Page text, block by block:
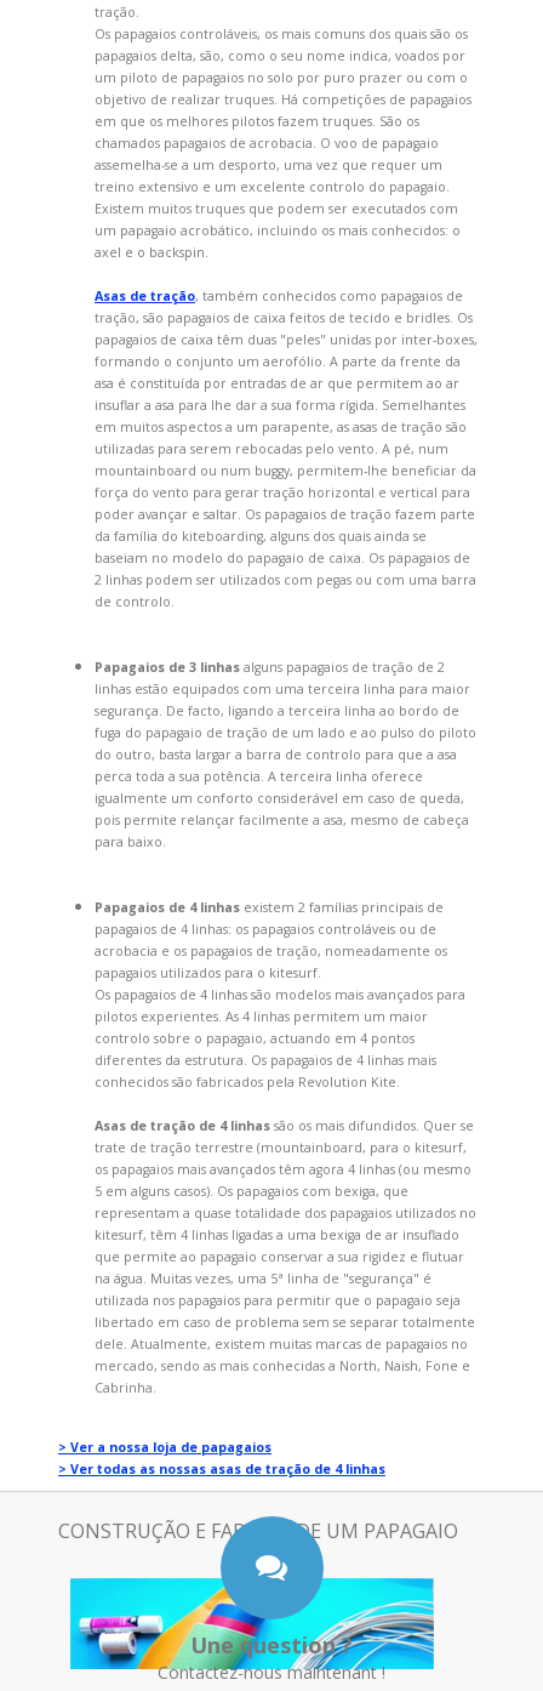
tração.
Os papagaios controláveis, os mais comuns dos quais são os
papagaios delta, são, como o seu nome indica, voados por
um piloto de papagaios no solo por puro prazer ou com o
objetivo de realizar truques. Há competições de papagaios
em que os melhores pilotos fazem truques. São os
chamados papagaios de acrobacia. O voo de papagaio
assemelha-se a um desporto, uma vez que requer um
treino extensivo e um excelente controlo do papagaio.
Existem muitos truques que podem ser executados com
um papagaio acrobático, incluindo os mais conhecidos: o
axel e o backspin.
Asas de tração, também conhecidos como papagaios de
tração, são papagaios de caixa feitos de tecido e bridles. Os
papagaios de caixa têm duas "peles" unidas por inter-boxes,
formando o conjunto um aerofólio. A parte da frente da
asa é constituída por entradas de ar que permitem ao ar
insuflar a asa para lhe dar a sua forma rígida. Semelhantes
em muitos aspectos a um parapente, as asas de tração são
utilizadas para serem rebocadas pelo vento. A pé, num
mountainboard ou num buggy, permitem-lhe beneficiar da
força do vento para gerar tração horizontal e vertical para
poder avançar e saltar. Os papagaios de tração fazem parte
da família do kiteboarding, alguns dos quais ainda se
baseiam no modelo do papagaio de caixa. Os papagaios de
2 linhas podem ser utilizados com pegas ou com uma barra
de controlo.
Papagaios de 3 linhas alguns papagaios de tração de 2
linhas estão equipados com uma terceira linha para maior
segurança. De facto, ligando a terceira linha ao bordo de
fuga do papagaio de tração de um lado e ao pulso do piloto
do outro, basta largar a barra de controlo para que a asa
perca toda a sua potência. A terceira linha oferece
igualmente um conforto considerável em caso de queda,
pois permite relançar facilmente a asa, mesmo de cabeça
para baixo.
Papagaios de 4 linhas existem 2 famílias principais de
papagaios de 4 linhas: os papagaios controláveis ou de
acrobacia e os papagaios de tração, nomeadamente os
papagaios utilizados para o kitesurf.
Os papagaios de 4 linhas são modelos mais avançados para
pilotos experientes. As 4 linhas permitem um maior
controlo sobre o papagaio, actuando em 4 pontos
diferentes da estrutura. Os papagaios de 4 linhas mais
conhecidos são fabricados pela Revolution Kite.
Asas de tração de 4 linhas são os mais difundidos. Quer se
trate de tração terrestre (mountainboard, para o kitesurf,
os papagaios mais avançados têm agora 4 linhas (ou mesmo
5 em alguns casos). Os papagaios com bexiga, que
representam a quase totalidade dos papagaios utilizados no
kitesurf, têm 4 linhas ligadas a uma bexiga de ar insuflado
que permite ao papagaio conservar a sua rigidez e flutuar
na água. Muitas vezes, uma 5ª linha de "segurança" é
utilizada nos papagaios para permitir que o papagaio seja
libertado em caso de problema sem se separar totalmente
dele. Atualmente, existem muitas marcas de papagaios no
mercado, sendo as mais conhecidas a North, Naish, Fone e
Cabrinha.
> Ver a nossa loja de papagaios
> Ver todas as nossas asas de tração de 4 linhas
CONSTRUÇÃO E FABRICO DE UM PAPAGAIO
Une question ?
Contactez-nous maintenant !